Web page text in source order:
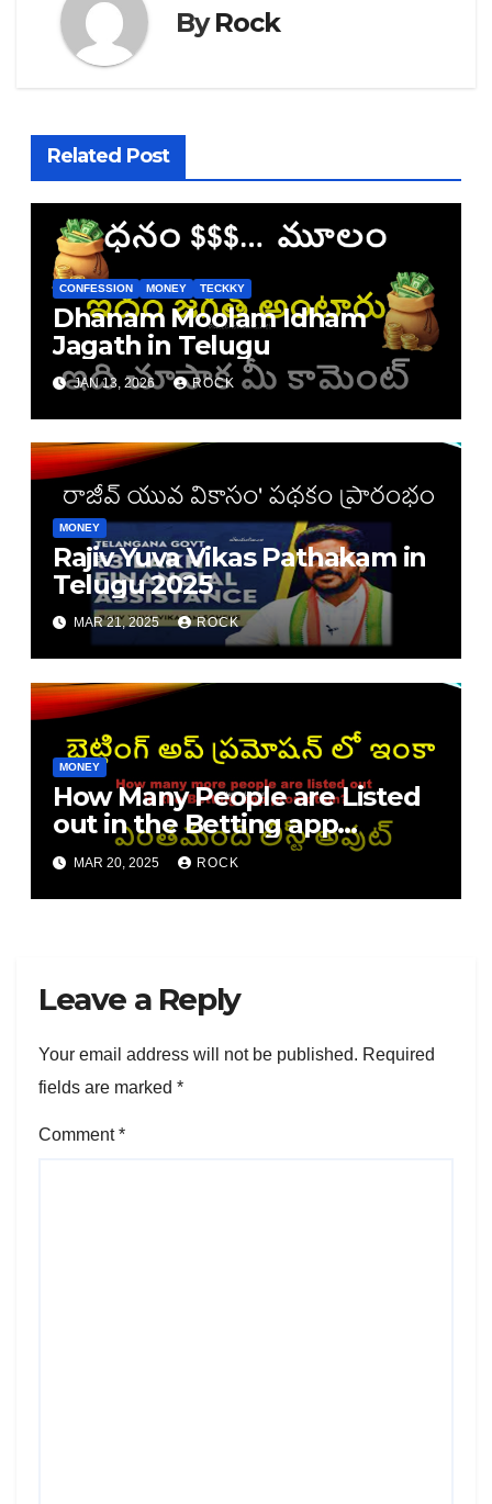
ByRock
Related Post
CONFESSION MONEY TECKKY
Dhanam Moolam Idham
Jagath in Telugu
JAN 13, 2026 ROCK
MONEY
Rajiv Yuva Vikas Pathakam in
Telugu 2025
MAR 21, 2025 ROCK
MONEY
How Many People are Listed
out in the Betting app
promotion
MAR 20, 2025 ROCK
Leave a Reply
Your email address will not be published. Required
fields are marked *
Comment*